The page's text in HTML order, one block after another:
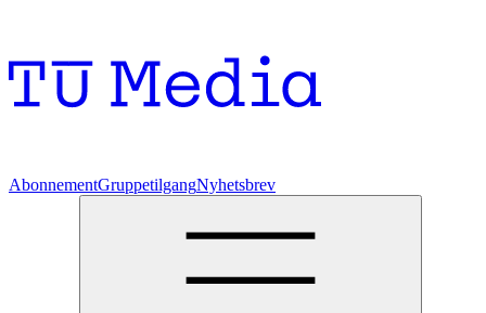
AbonnementGruppetilgangNyhetsbrev